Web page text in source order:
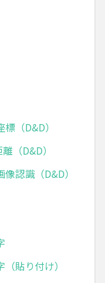
（D&D）
（D&D）
認識（D&D）
貼り付け）